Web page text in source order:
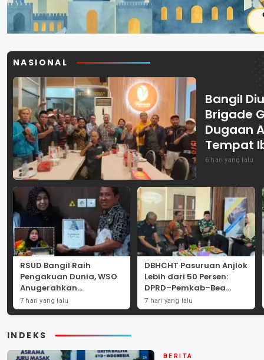
NASIONAL
Bangil
Brigade
Dugaan
Tempat
6 hari yang lalu
RSUD Bangil Raih
Pengakuan Dunia, WSO
Anugerahkan
Penghargaan
Internasional untuk
7 hari yang lalu
DBHCHT Pasuruan Anjlok
Lebih dari 50 Persen:
DPRD–Pemkab–Bea
Cukai Perkuat Perang
Melawan Peredaran
7 hari yang lalu
INDEKS
BERITA